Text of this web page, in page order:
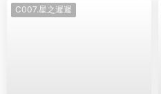
C007.星之遲遲